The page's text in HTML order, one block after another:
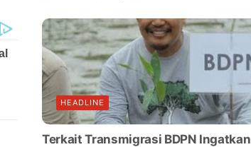
HEADLINE
Terkait Transmigrasi BDPN Ingatkan